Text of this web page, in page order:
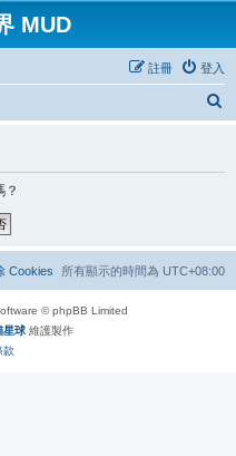
MUD
登入
註冊
？
所有顯示的時間為 UTC+08:00
Cookies
© phpBB Limited
星球 維護製作
款